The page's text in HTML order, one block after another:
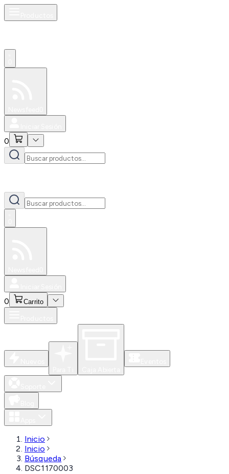
0
0 Carrito
Inicio
Inicio
Búsqueda
DSC1170003